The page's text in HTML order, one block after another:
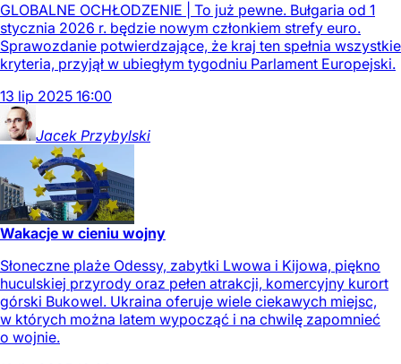
GLOBALNE OCHŁODZENIE | To już pewne. Bułgaria od 1
stycznia 2026 r. będzie nowym członkiem strefy euro.
Sprawozdanie potwierdzające, że kraj ten spełnia wszystkie
kryteria, przyjął w ubiegłym tygodniu Parlament Europejski.
13 lip 2025 16:00
Jacek Przybylski
Wakacje w cieniu wojny
Słoneczne plaże Odessy, zabytki Lwowa i Kijowa, piękno
huculskiej przyrody oraz pełen atrakcji, komercyjny kurort
górski Bukowel. Ukraina oferuje wiele ciekawych miejsc,
w których można latem wypocząć i na chwilę zapomnieć
o wojnie.